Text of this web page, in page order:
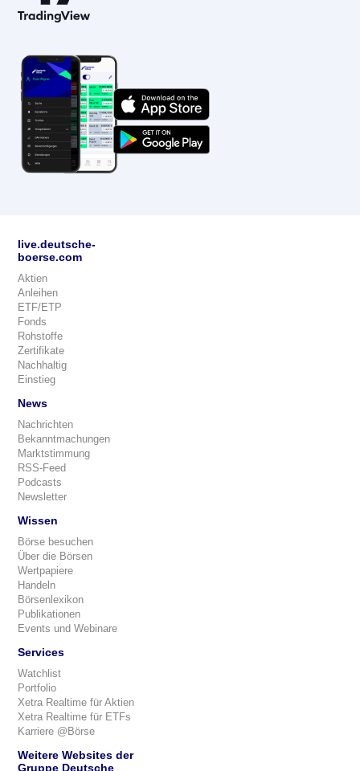
live.deutsche-
boerse.com
Aktien
Anleihen
ETF/ETP
Fonds
Rohstoffe
Zertifikate
Nachhaltig
Einstieg
News
Nachrichten
Bekanntmachungen
Marktstimmung
RSS-Feed
Podcasts
Newsletter
Wissen
Börse besuchen
Über die Börsen
Wertpapiere
Handeln
Börsenlexikon
Publikationen
Events und Webinare
Services
Watchlist
Portfolio
Xetra Realtime für Aktien
Xetra Realtime für ETFs
Karriere @Börse
Weitere Websites der
Gruppe Deutsche